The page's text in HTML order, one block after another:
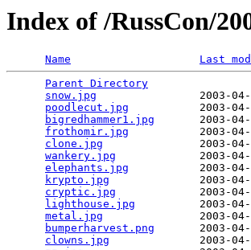
Index of /RussCon/
Name Last
Parent Directory
snow.jpg
2003-
poodlecut.jpg
2003-
bigredhammer1.jpg
2003-
frothomir.jpg
2003-
clone.jpg
2003-
wankery.jpg
2003-
elephants.jpg
2003-
krypto.jpg
2003-
cryptic.jpg
2003-
lighthouse.jpg
2003-
metal.jpg
2003-
bumperharvest.png
2003-
clowns.jpg
2003-